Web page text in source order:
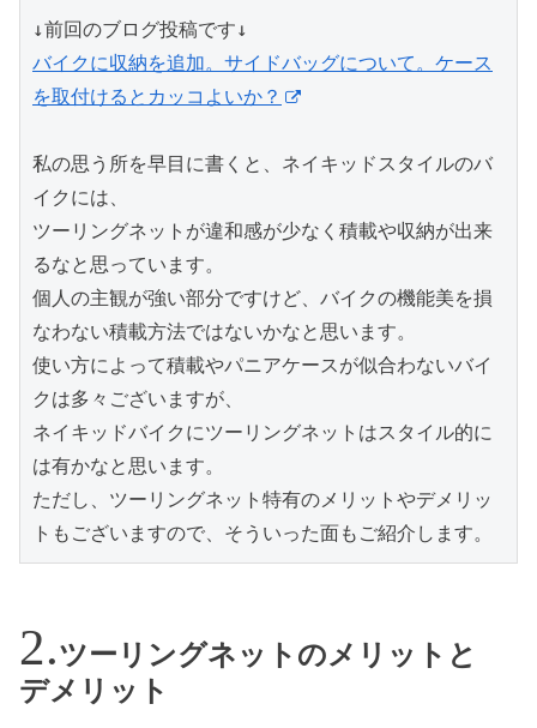
バイクに収納を追加。サイドバッグについて。ケース
を取付けるとカッコよいか？
私の思う所を早目に書くと、ネイキッドスタイルのバ
イクには、
ツーリングネットが違和感が少なく積載や収納が出来
るなと思っています。
個人の主観が強い部分ですけど、バイクの機能美を損
なわない積載方法ではないかなと思います。
使い方によって積載やパニアケースが似合わないバイ
クは多々ございますが、
ネイキッドバイクにツーリングネットはスタイル的に
は有かなと思います。
ただし、ツーリングネット特有のメリットやデメリッ
トもございますので、そういった面もご紹介します。
ツーリングネットのメリットと
デメリット